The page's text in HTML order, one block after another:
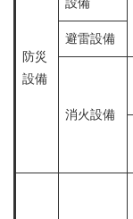
防災
設備
避雷設備
消火設備